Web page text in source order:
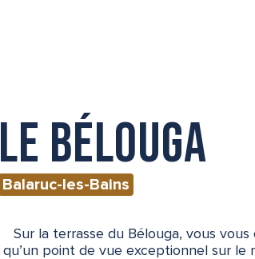
Le Bélouga
Balaruc-les-Bains
Sur la terrasse du Bélouga, vous
qu’un point de vue exceptionnel sur le